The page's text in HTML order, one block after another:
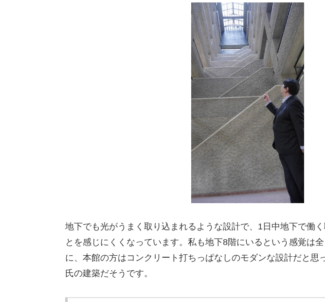
地下でも光がうまく取り込まれるような設計で、1日中地下で働
とを感じにくくなっています。私も地下8階にいるという感覚は
に、本館の方はコンクリート打ちっぱなしのモダンな設計だと思
氏の建築だそうです。